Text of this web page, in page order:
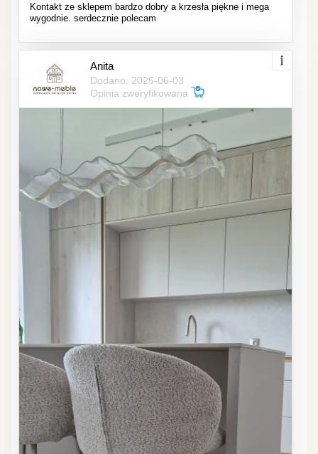
Kontakt ze sklepem bardzo dobry a krzesła piękne i mega
wygodnie. serdecznie polecam
Anita
Dodano: 2025-06-03
Opinia zweryfikowana